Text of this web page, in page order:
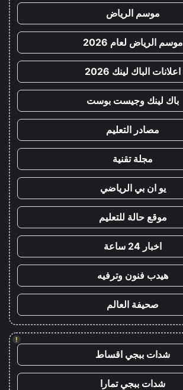
موسم الرياض
موسم الرياض لعام 2026
اعلانات الباك لينك 2026
باك لينك وجيست بوست
مصادر التعليم
مجلة تقنية
يو ان بي الرياضي
موقع حالة للتعليم
اخبار 24 ساعة
هيدب فنون وترفيه
صحيفة العالم
!
شدات ببجي اقساط
شدات ببجي تمارا